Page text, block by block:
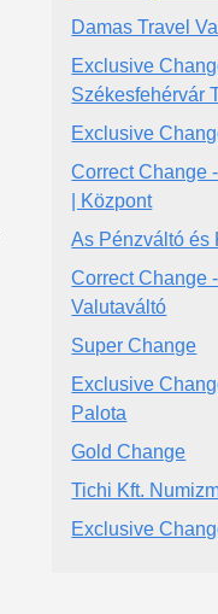
Damas Travel
Exclusive
Székesfehérvár
Exclusive
Correct Change
| Központ
As Pénzváltó és
Correct Change
Valutaváltó
Super Change
Exclusive
Palota
Gold Change
Tichi Kft.
Exclusive